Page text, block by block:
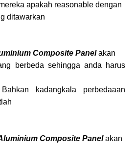
apakah reasonable dengan
ditawarkan
Composite Panelakan
berbeda sehingga anda harus
kadangkala perbedaaan
Composite Panelakan